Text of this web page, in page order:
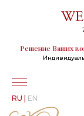
Решение Ваших
RU | EN